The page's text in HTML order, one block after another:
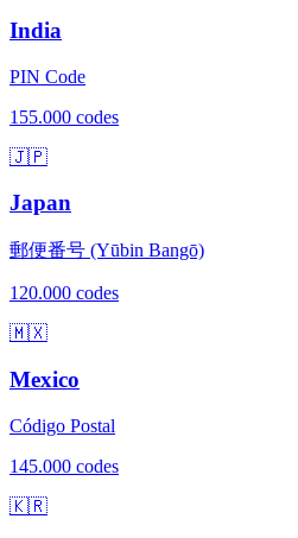
India
PIN Code
155.000 codes
🇯🇵
Japan
郵便番号 (Yūbin Bangō)
120.000 codes
🇲🇽
Mexico
Código Postal
145.000 codes
🇰🇷